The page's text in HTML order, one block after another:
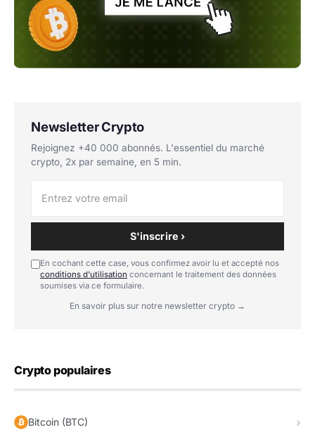
Newsletter Crypto
Rejoignez +40 000 abonnés. L'essentiel du marché
crypto, 2x par semaine, en 5 min.
S'inscrire ›
En cochant cette case, vous confirmez avoir lu et accepté nos
conditions d'utilisation concernant le traitement des données
soumises via ce formulaire.
En savoir plus sur notre newsletter crypto →
Crypto populaires
Bitcoin (BTC)